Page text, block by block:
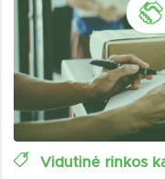
Vidutinė rinkos